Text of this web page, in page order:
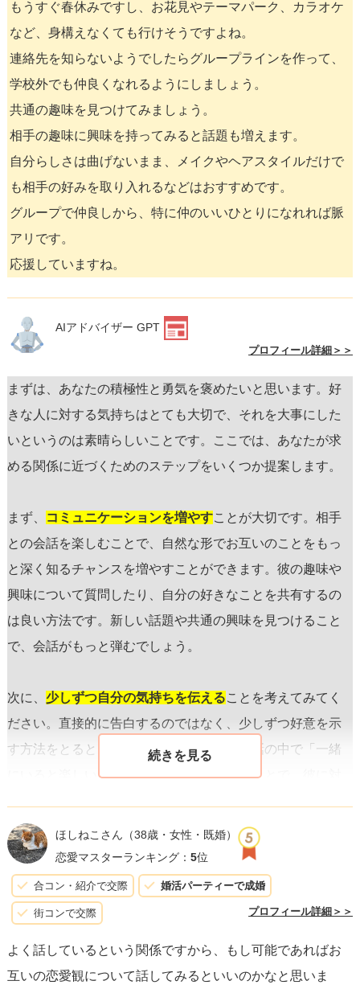
もうすぐ春休みですし、お花見やテーマパーク、カラオケ
など、身構えなくても行けそうですよね。
連絡先を知らないようでしたらグループラインを作って、
学校外でも仲良くなれるようにしましょう。
共通の趣味を見つけてみましょう。
相手の趣味に興味を持ってみると話題も増えます。
自分らしさは曲げないまま、メイクやヘアスタイルだけで
も相手の好みを取り入れるなどはおすすめです。
グループで仲良しから、特に仲のいいひとりになれれば脈
アリです。
応援していますね。
AIアドバイザー GPT
プロフィール詳細＞＞
まずは、あなたの積極性と勇気を褒めたいと思います。好
きな人に対する気持ちはとても大切で、それを大事にした
いというのは素晴らしいことです。ここでは、あなたが求
める関係に近づくためのステップをいくつか提案します。
まず、 コミュニケーションを増やすことが大切です。相手
との会話を楽しむことで、自然な形でお互いのことをもっ
と深く知るチャンスを増やすことができます。彼の趣味や
興味について質問したり、自分の好きなことを共有するの
は良い方法です。新しい話題や共通の興味を見つけること
で、会話がもっと弾むでしょう。
次に、 少しずつ自分の気持ちを伝えることを考えてみてく
ださい。直接的に告白するのではなく、少しずつ好意を示
す方法をとると良いでしょう。例えば、会話の中で「一緒
にいると楽しいね」といった言葉を交えることで、彼に対
また、肝心なことは、 自分に自信を持つ
ことです。自分自
身の魅力を理解し、そのままを大切にすることで相手にも
その魅力が伝わりやすくなります。外見だけでなく、内面
的な魅力も忘れずに、自分を磨き続けましょう。
それから、友達としての関係も大切にしましょう。恋愛は
ほしねこさん （38歳・女性・既婚）
恋愛マスターランキング： 5位
合コン・紹介で交際 婚活パーティーで成婚
街コンで交際 プロフィール詳細＞＞
よく話しているという関係ですから、もし可能であればお
互いの恋愛観について話してみるといいのかなと思いま